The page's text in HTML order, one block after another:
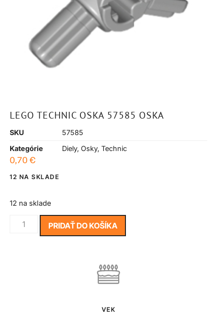
LEGO TECHNIC OSKA 57585 OSKA
SKU
57585
Kategórie
Diely, Osky, Technic
0,70 €
12 NA SKLADE
12 na sklade
PRIDAŤ DO KOŠÍKA
VEK